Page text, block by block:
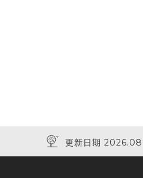
更新日期